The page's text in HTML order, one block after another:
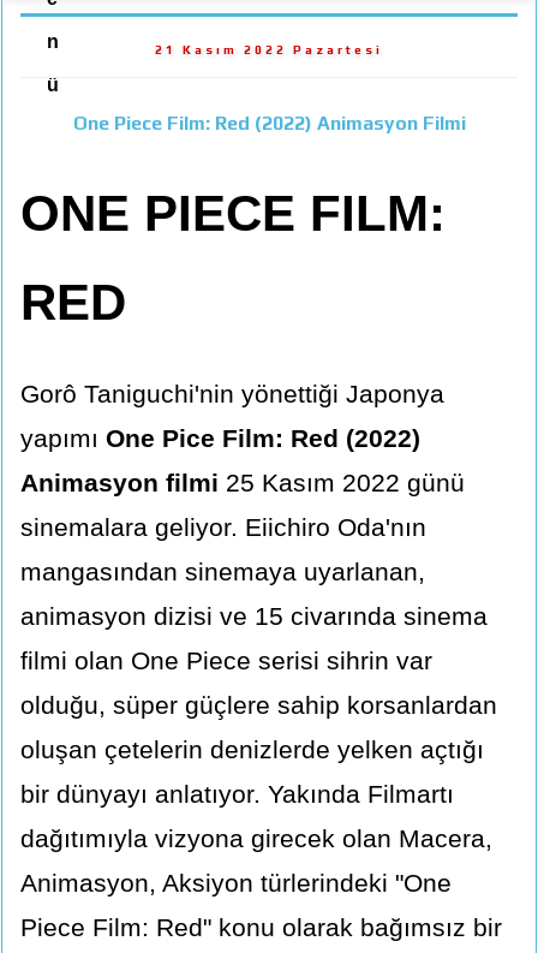
n
ü
21 Kasım 2022 Pazartesi
One Piece Film: Red (2022) Animasyon Filmi
ONE PIECE FILM:
RED
Gorô Taniguchi'nin yönettiği Japonya
yapımı One Pice Film: Red (2022)
Animasyon filmi 25 Kasım 2022 günü
sinemalara geliyor. Eiichiro Oda'nın
mangasından sinemaya uyarlanan,
animasyon dizisi ve 15 civarında sinema
filmi olan One Piece serisi sihrin var
olduğu, süper güçlere sahip korsanlardan
oluşan çetelerin denizlerde yelken açtığı
bir dünyayı anlatıyor. Yakında Filmartı
dağıtımıyla vizyona girecek olan Macera,
Animasyon, Aksiyon türlerindeki "One
Piece Film: Red" konu olarak bağımsız bir